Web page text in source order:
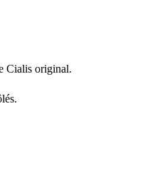
Cialis original.